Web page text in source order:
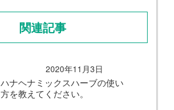
関連記事
2020年11月3日
ハナヘナミックスハーブの使い
方を教えてください。